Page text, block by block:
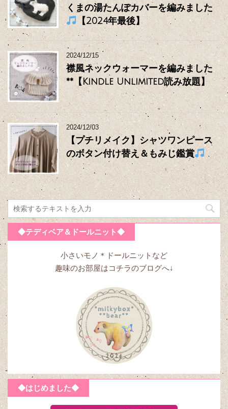
くまの湯たんぽカバーを編みました
【2024年最後】
2024/12/15
襟風ネックウォーマーを編みました
**【Kindle Unlimited読み放題】
2024/12/03
【プチリメイク】シャツワンピース
のボタン付け替え＆もみじ鑑賞
◆テディベア＆ドールニット◆
小さいモノ＊ドールニットなど
趣味のお部屋はコチラのブログへ↓
◆はじめました◆